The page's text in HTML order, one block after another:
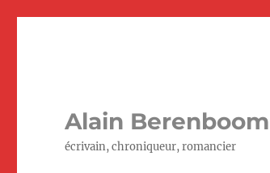
Alain Berenboom
écrivain, chroniqueur, romancier